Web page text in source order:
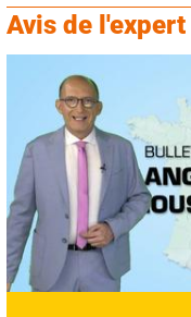
Avis de l'expert